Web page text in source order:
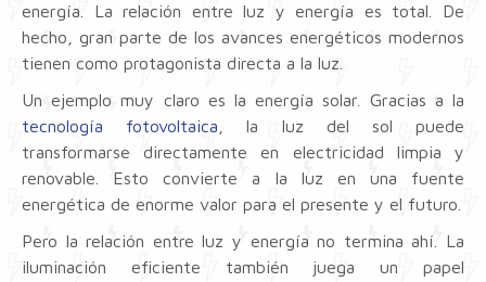
energía. La relación entre luz y energía es total. De
hecho, gran parte de los avances energéticos modernos
tienen como protagonista directa a la luz.
Un ejemplo muy claro es la energía solar. Gracias a la
tecnología fotovoltaica , la luz del sol puede
transformarse directamente en electricidad limpia y
renovable. Esto convierte a la luz en una fuente
energética de enorme valor para el presente y el futuro.
Pero la relación entre luz y energía no termina ahí. La
iluminación eficiente también juega un papel